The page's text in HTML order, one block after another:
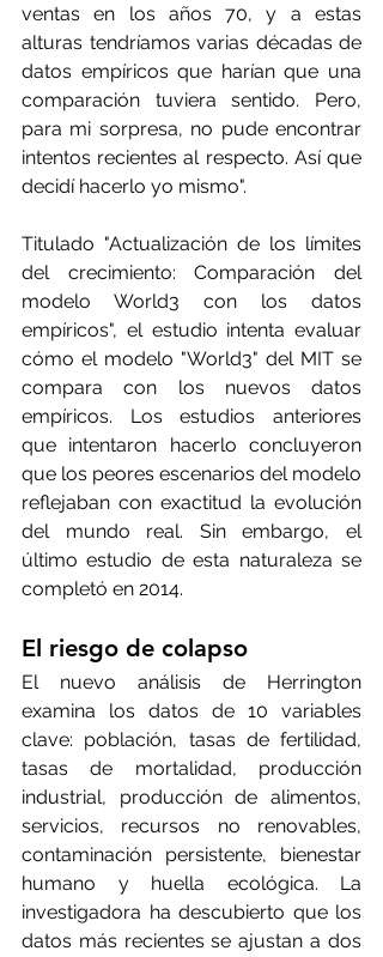
ventas en los años 70, y a estas
alturas tendríamos varias décadas de
datos empíricos que harían que una
comparación tuviera sentido. Pero,
para mi sorpresa, no pude encontrar
intentos recientes al respecto. Así que
decidí hacerlo yo mismo".
Titulado "Actualización de los límites
del crecimiento: Comparación del
modelo World3 con los datos
empíricos", el estudio intenta evaluar
cómo el modelo "World3" del MIT se
compara con los nuevos datos
empíricos. Los estudios anteriores
que intentaron hacerlo concluyeron
que los peores escenarios del modelo
reflejaban con exactitud la evolución
del mundo real. Sin embargo, el
último estudio de esta naturaleza se
completó en 2014.
El riesgo de colapso
El nuevo análisis de Herrington
examina los datos de 10 variables
clave: población, tasas de fertilidad,
tasas de mortalidad, producción
industrial, producción de alimentos,
servicios, recursos no renovables,
contaminación persistente, bienestar
humano y huella ecológica. La
investigadora ha descubierto que los
datos más recientes se ajustan a dos